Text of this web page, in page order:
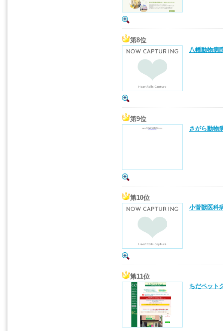
第8位
八幡動物病
第9位
さがら動物
第10位
小菅獣医科
第11位
ちだペット